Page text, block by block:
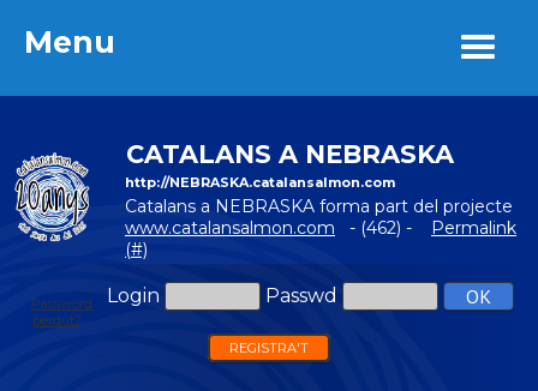
Menu
CATALANS A NEBRASKA
http://NEBRASKA.catalansalmon.com
Catalans a NEBRASKA forma part del projecte
www.catalansalmon.com - (462) - Permalink
(#)
Login Passwd
Password
perdut?
REGISTRA'T
Menu